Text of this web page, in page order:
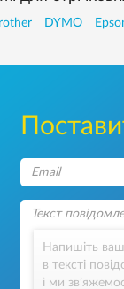
DYMO
Напишіть
в тексті
і ми